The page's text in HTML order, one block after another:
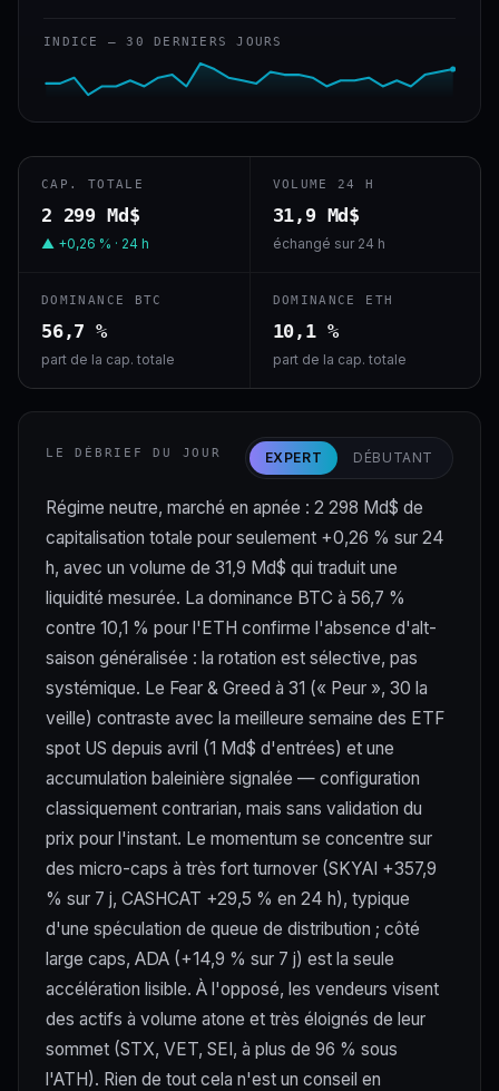
INDICE — 30 DERNIERS JOURS
CAP. TOTALE
2 299 Md$
▲ +0,26 % · 24 h
VOLUME 24 H
31,9 Md$
échangé sur 24 h
DOMINANCE BTC
56,7 %
part de la cap. totale
DOMINANCE ETH
10,1 %
part de la cap. totale
LE DÉBRIEF DU JOUR EXPERT DÉBUTANT
Régime neutre, marché en apnée : 2 298 Md$ de
capitalisation totale pour seulement +0,26 % sur 24
h, avec un volume de 31,9 Md$ qui traduit une
liquidité mesurée. La dominance BTC à 56,7 %
contre 10,1 % pour l'ETH confirme l'absence d'alt-
saison généralisée : la rotation est sélective, pas
systémique. Le Fear & Greed à 31 (« Peur », 30 la
veille) contraste avec la meilleure semaine des ETF
spot US depuis avril (1 Md$ d'entrées) et une
accumulation baleinière signalée — configuration
classiquement contrarian, mais sans validation du
prix pour l'instant. Le momentum se concentre sur
des micro-caps à très fort turnover (SKYAI +357,9
% sur 7 j, CASHCAT +29,5 % en 24 h), typique
d'une spéculation de queue de distribution ; côté
large caps, ADA (+14,9 % sur 7 j) est la seule
accélération lisible. À l'opposé, les vendeurs visent
des actifs à volume atone et très éloignés de leur
sommet (STX, VET, SEI, à plus de 96 % sous
l'ATH). Rien de tout cela n'est un conseil en